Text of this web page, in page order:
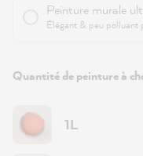
Peinture murale
Élégant & peu polluant
Quantité de peinture à
1L